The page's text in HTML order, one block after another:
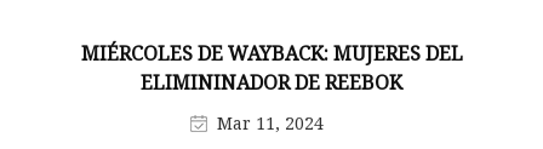
MIÉRCOLES DE WAYBACK: MUJERES DEL
ELIMININADOR DE REEBOK
Mar 11, 2024